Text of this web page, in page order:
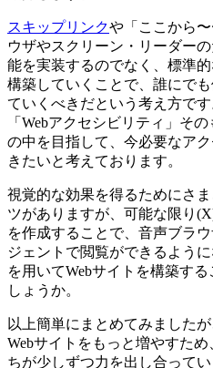
スキップリンクや「ここから
ウザやスクリーン・リーダー
能を実装するのでなく、標準
構築していくことで、誰にで
ていくべきだという考え方で
「Webアクセシビリティ」そ
の中を目指して、今必要なア
きたいと考えております。
視覚的な効果を得るためにさ
ツがありますが、可能な限り
を作成することで、音声ブラ
ジェントで閲覧ができるよう
を用いてWebサイトを構築す
しょうか。
以上簡単にまとめてみました
Webサイトをもっと増やすた
ちが少しずつ力を出し合って